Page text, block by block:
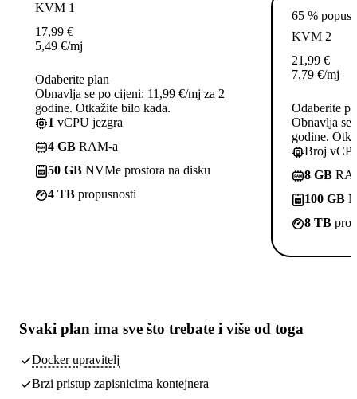
KVM 1
17,99 €
5,49 €/mj
Odaberite plan
Obnavlja se po cijeni: 11,99 €/mj za 2
godine. Otkažite bilo kada.
1 vCPU jezgra
4 GB RAM-a
50 GB NVMe prostora na disku
4 TB propusnosti
65 %
KVM 2
21,99 €
7,79 €/mj
Odaberite
Obnavlja se
godine.
Broj
8 GB
100 GB
8 TB
Svaki plan ima sve što trebate i više od toga
Docker upravitelj
Brzi pristup zapisnicima kontejnera